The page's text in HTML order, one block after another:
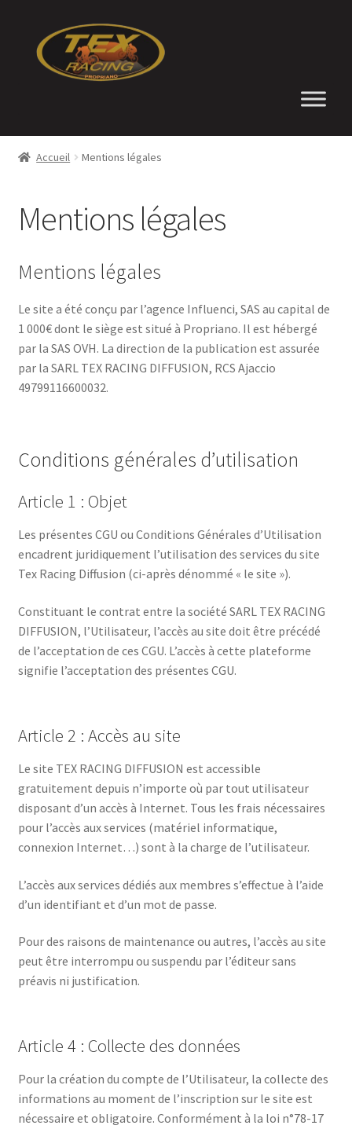
contenu
Accueil
Conditions générales de vente
Location de vélos à Propriano
Mentions légales
Mon compte
Panier
Politique de cookies (UE)
Validation de la commande
Accueil Mentions légales
Mentions légales
Mentions légales
Le site a été conçu par l’agence Influenci, SAS au capital de
1 000€ dont le siège est situé à Propriano. Il est hébergé
par la SAS OVH. La direction de la publication est assurée
par la SARL TEX RACING DIFFUSION, RCS Ajaccio
49799116600032.
Conditions générales d’utilisation
Article 1 : Objet
Les présentes CGU ou Conditions Générales d’Utilisation
encadrent juridiquement l’utilisation des services du site
Tex Racing Diffusion (ci-après dénommé « le site »).
Constituant le contrat entre la société SARL TEX RACING
DIFFUSION, l’Utilisateur, l’accès au site doit être précédé
de l’acceptation de ces CGU. L’accès à cette plateforme
signifie l’acceptation des présentes CGU.
Article 2 : Accès au site
Le site TEX RACING DIFFUSION est accessible
gratuitement depuis n’importe où par tout utilisateur
disposant d’un accès à Internet. Tous les frais nécessaires
pour l’accès aux services (matériel informatique,
connexion Internet…) sont à la charge de l’utilisateur.
L’accès aux services dédiés aux membres s’effectue à l’aide
d’un identifiant et d’un mot de passe.
Pour des raisons de maintenance ou autres, l’accès au site
peut être interrompu ou suspendu par l’éditeur sans
préavis ni justification.
Article 4 : Collecte des données
Pour la création du compte de l’Utilisateur, la collecte des
informations au moment de l’inscription sur le site est
nécessaire et obligatoire. Conformément à la loi n°78-17